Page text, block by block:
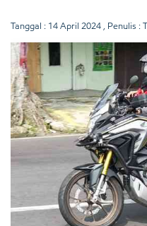
Tanggal : 14 April 2024 , Penulis :